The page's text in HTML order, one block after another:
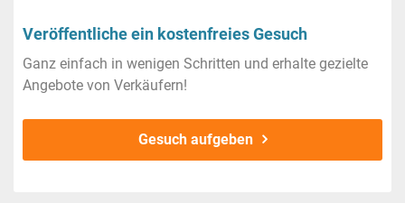
Veröffentliche ein kostenfreies Gesuch
Ganz einfach in wenigen Schritten und erhalte gezielte
Angebote von Verkäufern!
Gesuch aufgeben